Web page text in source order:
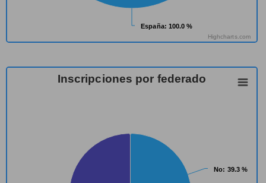
España: 100.0 %
España: 100.0 %
Highcharts.com
Inscripciones por federado
No: 39.3 %
No: 39.3 %